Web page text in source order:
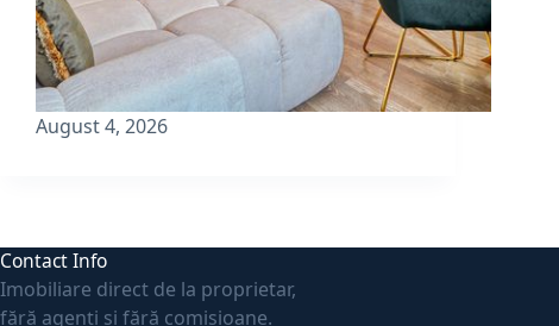
August 4, 2026
Contact Info
Imobiliare direct de la proprietar,
fără agenți și fără comisioane.